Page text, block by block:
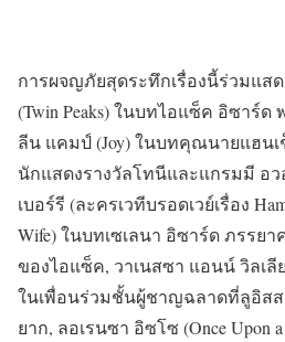
การผจญภัยสุดระทึกเรื่องนี้ร่วมแส
(Twin Peaks) ในบทไอแซ็ค อิซาร์
ลีน แคมป์ (Joy) ในบทคุณนายแฮน
นักแสดงรางวัลโทนีและแกรมมี อว
เบอร์รี (ละครเวทีบรอดเวย์เรื่อง
Wife) ในบทเซเลนา อิซาร์ด ภรรย
ของไอแซ็ค, วาเนสซา แอนน์ วิลเลี
ในเพื่อนร่วมชั้นผู้ชาญฉลาดที่ลูอิสส
ยาก, ลอเรนซา อิซโซ (Once Upon